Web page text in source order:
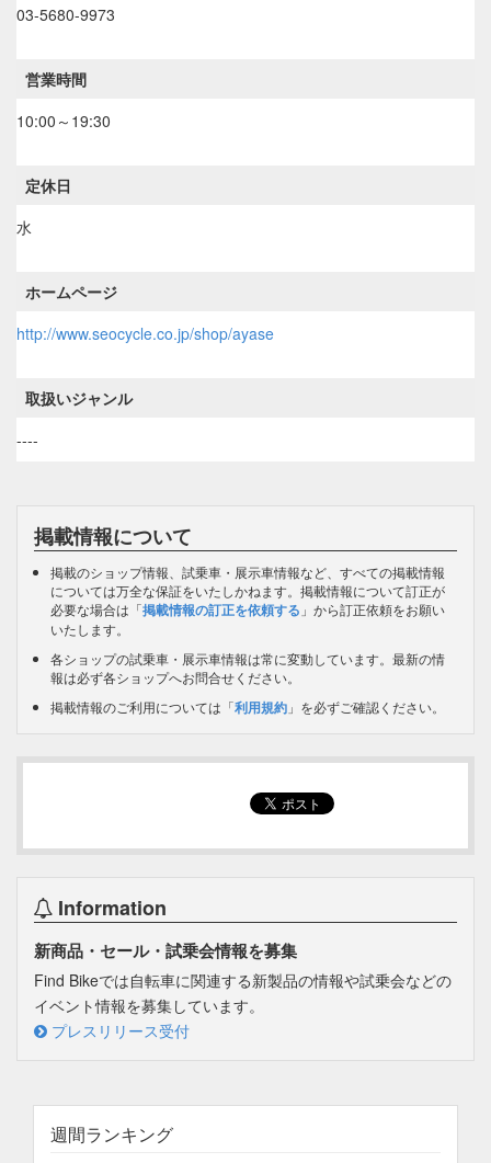
03-5680-9973
営業時間
10:00～19:30
定休日
水
ホームページ
http://www.seocycle.co.jp/shop/ayase
取扱いジャンル
----
掲載情報について
掲載のショップ情報、試乗車・展示車情報など、すべての掲載情報
については万全な保証をいたしかねます。掲載情報について訂正が
必要な場合は「掲載情報の訂正を依頼する 」から訂正依頼をお願い
いたします。
各ショップの試乗車・展示車情報は常に変動しています。最新の情
報は必ず各ショップへお問合せください。
掲載情報のご利用については「利用規約 」を必ずご確認ください。
Information
新商品・セール・試乗会情報を募集
Find Bikeでは自転車に関連する新製品の情報や試乗会などの
イベント情報を募集しています。
プレスリリース受付
週間ランキング